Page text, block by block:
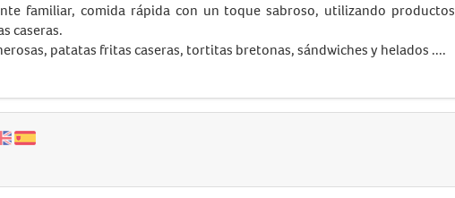
familiar, comida rápida con un toque sabroso, utilizando productos
caseras.
patatas fritas caseras, tortitas bretonas, sándwiches y helados ....